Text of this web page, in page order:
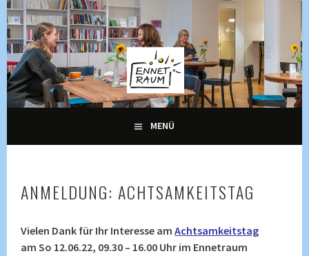
Springe
zum
Inhalt
ENNETRAUM –
KULTURZENTRUM
ENNETBADEN
KULTUR, KURSE UND VERANSTALTUNGEN FÜR ALLE
GENERATIONEN
MENÜ
ANMELDUNG: ACHTSAMKEITSTAG
Vielen Dank für Ihr Interesse amAchtsamkeitstag
am So 12.06.22, 09.30 – 16.00 Uhr im Ennetraum